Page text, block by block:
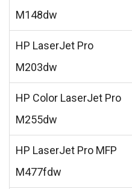
M148dw
HP LaserJet Pro
M203dw
HP Color LaserJet Pro
M255dw
HP LaserJet Pro MFP
M477fdw